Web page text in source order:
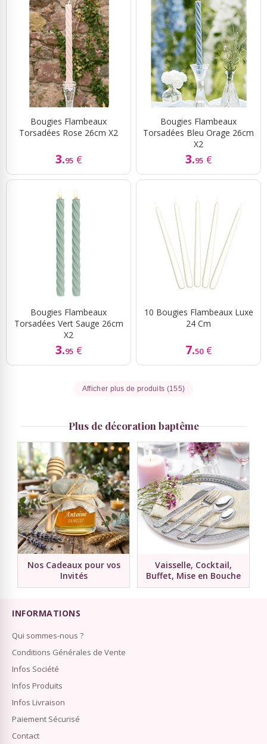
Bougies Flambeaux
Torsadées Rose 26cm X2
3.95 €
Bougies Flambeaux
Torsadées Bleu Orage 26cm
X2
3.95 €
Bougies Flambeaux
Torsadées Vert Sauge 26cm
X2
3.95 €
10 Bougies Flambeaux Luxe
24 Cm
7.50 €
Afficher plus de produits (155)
Plus de décoration baptême
Nos Cadeaux pour vos
Invités
Vaisselle, Cocktail,
Buffet, Mise en Bouche
INFORMATIONS
Qui sommes-nous ?
Conditions Générales de Vente
Infos Société
Infos Produits
Infos Livraison
Paiement Sécurisé
Contact